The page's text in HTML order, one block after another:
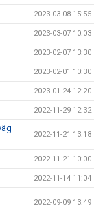
2023-03-08 15:55
2023-03-07 10:03
2023-02-07 13:30
2023-02-01 10:30
2023-01-24 12:20
2022-11-29 12:32
2022-11-21 13:18
2022-11-21 10:00
2022-11-14 11:04
2022-09-09 13:49